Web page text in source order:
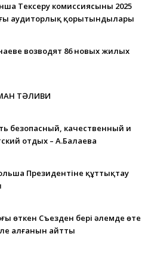
Тексеру комиссиясының 2025
аудиторлық қорытындылары
возводят 86 новых жилых
ТӘЛИВИ
безопасный, качественный и
отдых – А.Балаева
Президентіне құттықтау
өткен Съезден бері әлемде өте
алғанын айтты